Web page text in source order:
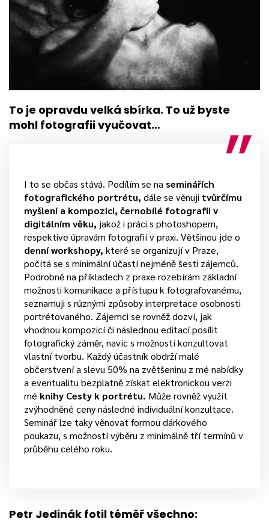
To je opravdu velká sbírka. To už byste
mohl fotografii vyučovat…
I to se občas stává. Podílím se na seminářích
fotografického portrétu, dále se věnuji tvůrčímu
myšlení a kompozici, černobílé fotografii v
digitálním věku, jakož i práci s photoshopem,
respektive úpravám fotografií v praxi. Většinou jde o
denní workshopy, které se organizují v Praze,
počítá se s minimální účastí nejméně šesti zájemců.
Podrobně na příkladech z praxe rozebírám základní
možnosti komunikace a přístupu k fotografovanému,
seznamuji s různými způsoby interpretace osobnosti
portrétovaného. Zájemci se rovněž dozví, jak
vhodnou kompozicí či následnou editací posílit
fotografický záměr, navíc s možností konzultovat
vlastní tvorbu. Každý účastník obdrží malé
občerstvení a slevu 50% na zvětšeninu z mé nabídky
a eventualitu bezplatně získat elektronickou verzi
mé knihy Cesty k portrétu. Může rovněž využít
zvýhodněné ceny následné individuální konzultace.
Seminář lze taky věnovat formou dárkového
poukazu, s možností výběru z minimálně tří termínů v
průběhu celého roku.
Petr Jedinák fotil téměř všechno: